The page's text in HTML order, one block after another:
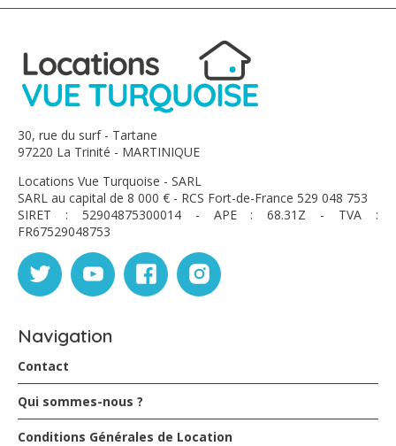
30, rue du surf - Tartane
97220 La Trinité - MARTINIQUE
Locations Vue Turquoise - SARL
SARL au capital de 8 000 € - RCS Fort-de-France 529 048 753
SIRET : 52904875300014 - APE : 68.31Z - TVA :
FR67529048753
Navigation
Contact
Qui sommes-nous ?
Conditions Générales de Location